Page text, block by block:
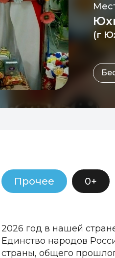
(г
Прочее 0+
2026 год в нашей
Единство народов
страны, общего